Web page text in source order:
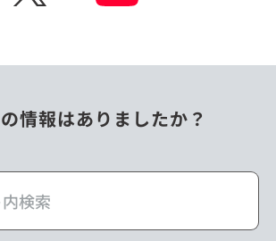
情報はありましたか？